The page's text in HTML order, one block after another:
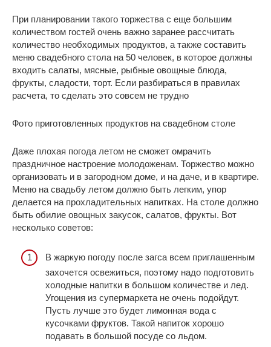
При планировании такого торжества с еще большим
количеством гостей очень важно заранее рассчитать
количество необходимых продуктов, а также составить
меню свадебного стола на 50 человек, в которое должны
входить салаты, мясные, рыбные овощные блюда,
фрукты, сладости, торт. Если разбираться в правилах
расчета, то сделать это совсем не трудно
Фото приготовленных продуктов на свадебном столе
Даже плохая погода летом не сможет омрачить
праздничное настроение молодоженам. Торжество можно
организовать и в загородном доме, и на даче, и в квартире.
Меню на свадьбу летом должно быть легким, упор
делается на прохладительных напитках. На столе должно
быть обилие овощных закусок, салатов, фрукты. Вот
несколько советов:
В жаркую погоду после загса всем приглашенным
захочется освежиться, поэтому надо подготовить
холодные напитки в большом количестве и лед.
Угощения из супермаркета не очень подойдут.
Пусть лучше это будет лимонная вода с
кусочками фруктов. Такой напиток хорошо
подавать в большой посуде со льдом.